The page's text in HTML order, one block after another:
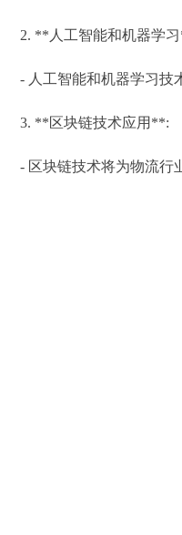
2. **人工智能和机器学
- 人工智能和机器学习技
3. **区块链技术应用**:
- 区块链技术将为物流行